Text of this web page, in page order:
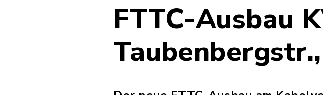
FTTC-Ausbau